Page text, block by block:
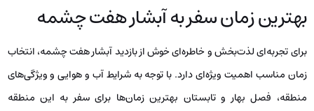
بهترین زمان سفر به آبشار هفت چشمه
برای تجربه‌ای لذت‌بخش و خاطره‌ای خوش از بازدید آبشار هفت چشمه، انتخاب
زمان مناسب اهمیت ویژه‌ای دارد. با توجه به شرایط آب و هوایی و ویژگی‌های
منطقه، فصل بهار و تابستان بهترین زمان‌ها برای سفر به این منطقه